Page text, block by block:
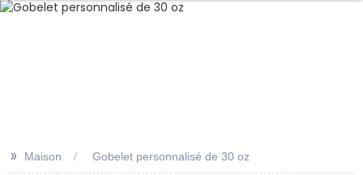
>> Maison Gobelet personnalisé de 30 oz